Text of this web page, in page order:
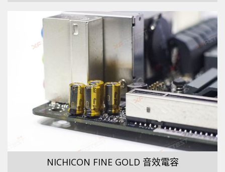
NICHICON FINE GOLD 音效電容